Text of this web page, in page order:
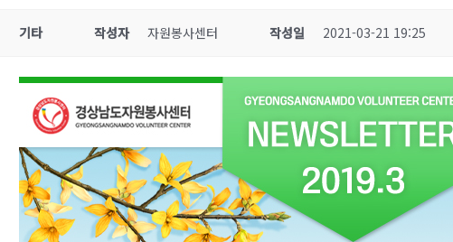
기타 작성자 자원봉사센터 작성일 2021-03-21 19:25